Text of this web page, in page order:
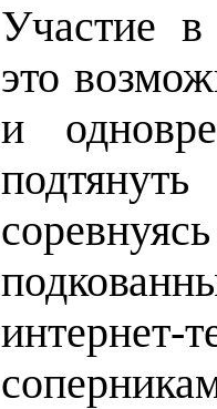
Участие
это
и
интернет-